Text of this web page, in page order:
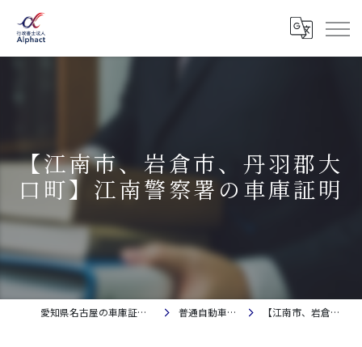
【江南市、岩倉市、丹羽郡大
口町】江南警察署の車庫証明
愛知県名古屋の車庫証明・自動車登録なら行政書士法人Alphact｜相談料金無料 普通自動車の車庫証明(保管場所証明申請) 【江南市、岩倉市、丹羽郡大口町】江南警察署の車庫証明